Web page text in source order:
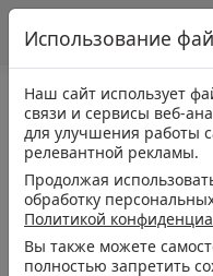
Использование
Наш сайт использует
связи и сервисы веб-
для улучшения работы
релевантной рекламы.
Продолжая
обработку
Политикой
Вы также можете
полностью запретить